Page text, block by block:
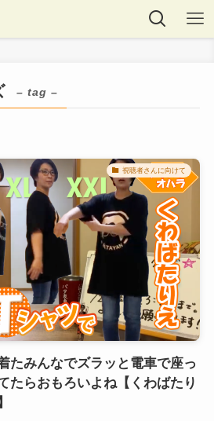
– tag –
視聴者さんに向けて
たみんなでズラッと電車で座っ
たらおもろいよね【くわばたり